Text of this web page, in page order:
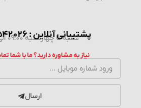
پشتیبانی آنلاین : 9542026 - 0903
شنبه تا چهارشنبه 09:00 الی 18:00
نیاز به مشاوره دارید؟ ما با شما
ارسال